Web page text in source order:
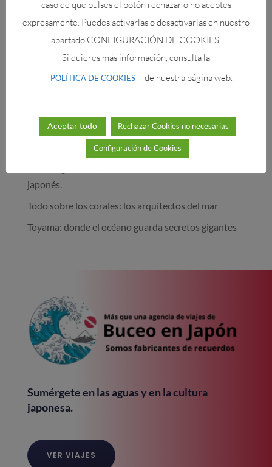
Últimas Noticias
Mikomoto: donde los martillos bailan con la
japonés.
Todo sobre los corales: los arquitectos del mar
Toyama: donde el océano guarda secretos gigantes
Sumérgete en las aguas y en la cultura
japonesa.
VER VIAJES
caso de que pulses el botón rechazar o no aceptes
expresamente. Puedes activarlas o desactivarlas en nuestro
apartado CONFIGURACIÓN DE COOKIES.
Si quieres más información, consulta la
POLÍTICA DE COOKIES de nuestra página web.
Aceptar todo Rechazar Cookies no necesarias
Configuración de Cookies